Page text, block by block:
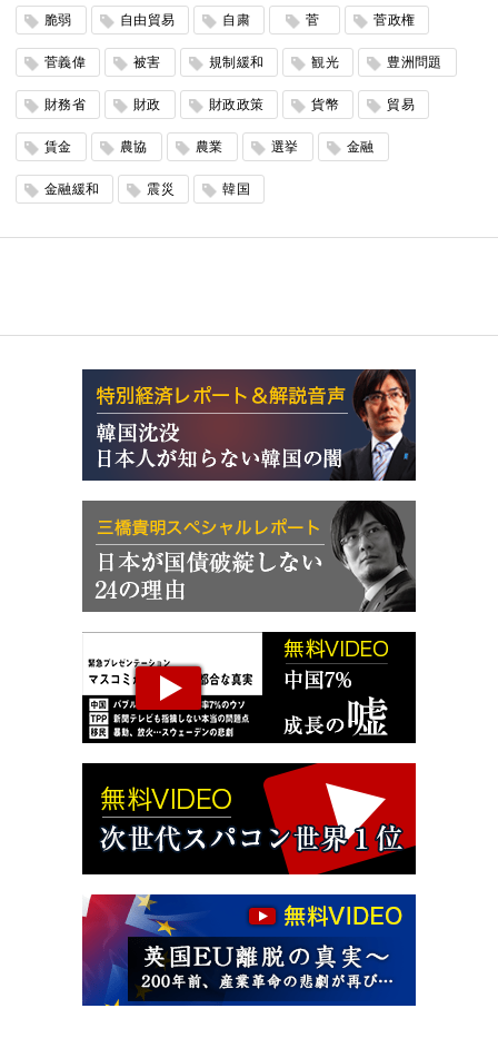
脆弱 自由貿易 自粛 菅 菅政権
菅義偉 被害 規制緩和 観光 豊洲問題
財務省 財政 財政政策 貨幣 貿易
賃金 農協 農業 選挙 金融
金融緩和 震災 韓国